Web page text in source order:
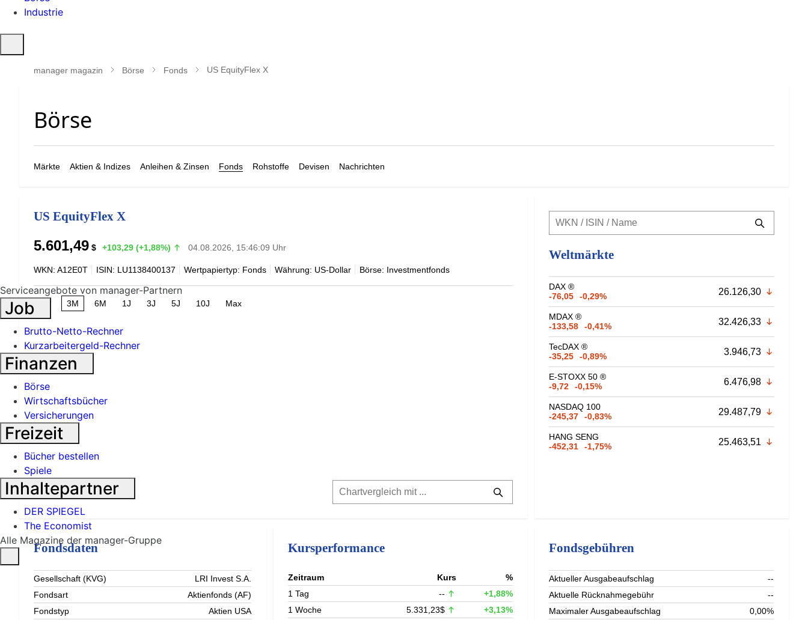
Industrie
öffnen
manager magazin Börse Fonds US EquityFlex X
Märkte Aktien & Indizes Anleihen & Zinsen Fonds Rohstoffe Devisen Nachrichten
US EquityFlex X
5.601,49 $ +103,29 (+1,88%) 04.08.2026, 15:46:09 Uhr
WKN: A12E0T ISIN: LU1138400137 Wertpapiertyp: Fonds Währung: US-Dollar Börse: Investmentfonds
3M 6M 1J 3J 5J 10J Max
Weltmärkte
DAX ®
-76,05
-0,29% 26.126,30
MDAX ®
-133,58
-0,41% 32.426,33
TecDAX ®
-35,25
-0,89% 3.946,73
E-STOXX 50 ®
-9,72
-0,15% 6.476,98
NASDAQ 100
-245,37
-0,83% 29.487,79
HANG SENG
-452,31
-1,75% 25.463,51
Fondsdaten
Gesellschaft (KVG)
LRI Invest S.A.
Fondsart
Aktienfonds (AF)
Fondstyp
Aktien USA
Kursperformance
Zeitraum Kurs
%
1 Tag
--
+1,88%
1 Woche
5.331,23$
+3,13%
Fondsgebühren
Aktueller Ausgabeaufschlag
--
Aktuelle Rücknahmegebühr
--
Maximaler Ausgabeaufschlag
0,00%
Serviceangebote von manager-Partnern
Job
Brutto-Netto-Rechner
Kurzarbeitergeld-Rechner
Finanzen
Börse
Wirtschaftsbücher
Versicherungen
Freizeit
Bücher bestellen
Spiele
Inhaltepartner
DER SPIEGEL
The Economist
Alle Magazine der manager-Gruppe